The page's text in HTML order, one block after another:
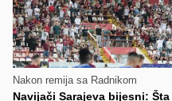
Nakon remija sa Radnikom
Navijači Sarajeva bijesni: Šta